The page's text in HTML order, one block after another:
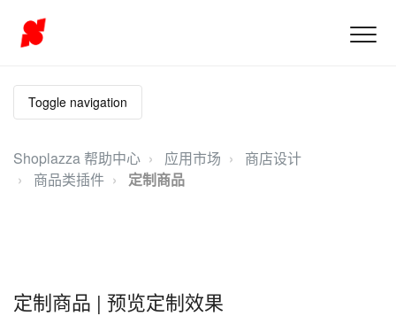
Toggle navigation
Shoplazza 帮助中心 应用市场
商店设计
商品类插件
定制商品
定制商品 | 预览定制效果